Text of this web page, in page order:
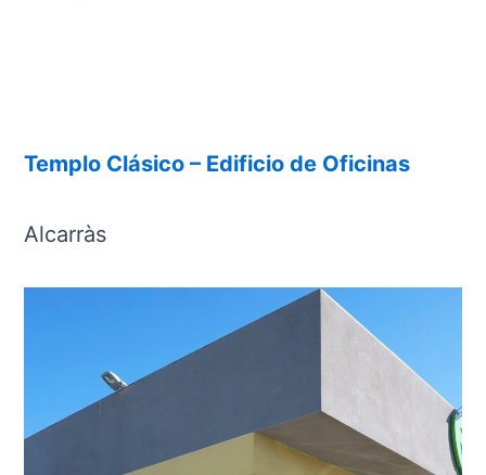
Templo Clásico – Edificio de Oficinas
Alcarràs